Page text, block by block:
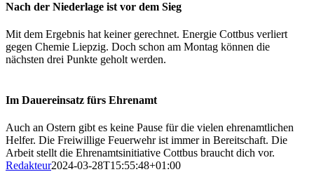
Nach der Niederlage ist vor dem Sieg
Mit dem Ergebnis hat keiner gerechnet. Energie Cottbus verliert
gegen Chemie Liepzig. Doch schon am Montag können die
nächsten drei Punkte geholt werden.
Im Dauereinsatz fürs Ehrenamt
Auch an Ostern gibt es keine Pause für die vielen ehrenamtlichen
Helfer. Die Freiwillige Feuerwehr ist immer in Bereitschaft. Die
Arbeit stellt die Ehrenamtsinitiative Cottbus braucht dich vor.
Redakteur2024-03-28T15:55:48+01:00